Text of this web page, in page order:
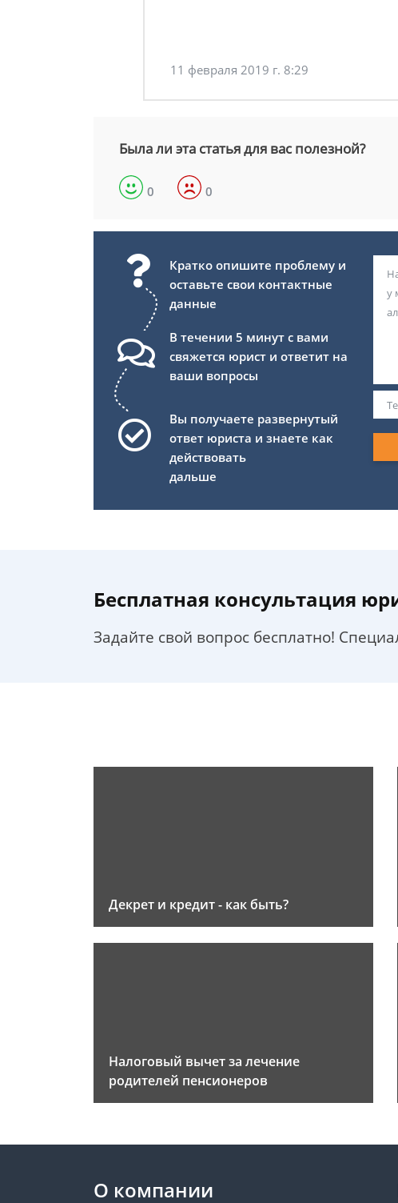
11 февраля 2019 г. 8:29
Была ли эта статья для вас полезной?
0 0
Кратко опишите проблему и
оставьте свои контактные
данные
В течении 5 минут с вами
свяжется юрист и ответит на
ваши вопросы
Вы получаете развернутый
ответ юриста и знаете как
действовать
дальше
Бесплатная консультация
Задайте свой вопрос бесплатно!
Декрет и кредит - как быть?
Налоговый вычет за лечение
родителей пенсионеров
О компании